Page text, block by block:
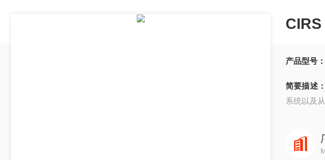
产品型号：
简要描述：
系统以及